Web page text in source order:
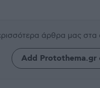
άρθρα μας στα
Add Protothema.gr